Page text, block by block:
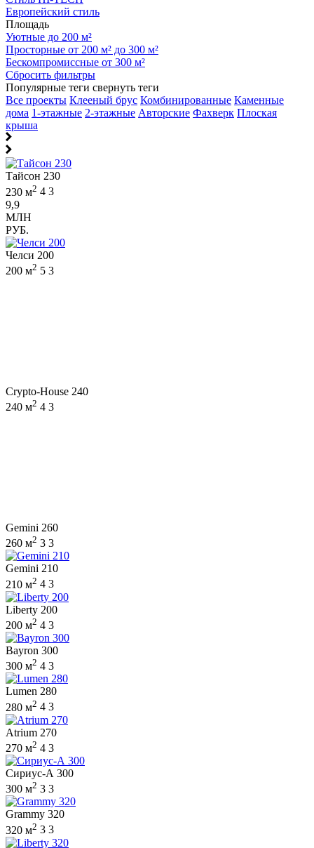
Европейский стиль
Площадь
Уютные до 200 м²
Просторные от 200 м² до 300 м²
Бескомпромиссные от 300 м²
Сбросить фильтры
Популярные теги свернуть теги
Все проекты Клееный брус Комбинированные Каменные
дома 1-этажные 2-этажные Авторские Фахверк Плоская
крыша
Тайсон 230
230 м2 4 3
9,9
МЛН
РУБ.
Челси 200
200 м2 5 3
Crypto-House 240
240 м2 4 3
Gemini 260
260 м2 3 3
Gemini 210
210 м2 4 3
Liberty 200
200 м2 4 3
Bayron 300
300 м2 4 3
Lumen 280
280 м2 4 3
Atrium 270
270 м2 4 3
Сириус-А 300
300 м2 3 3
Grammy 320
320 м2 3 3